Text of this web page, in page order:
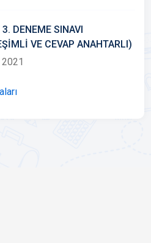
DENEME SINAVI
VE CEVAP ANAHTARLI)